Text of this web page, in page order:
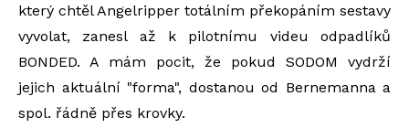
který chtěl Angelripper totálním překopáním sestavy
vyvolat, zanesl až k pilotnímu videu odpadlíků
BONDED. A mám pocit, že pokud SODOM vydrží
jejich aktuální "forma", dostanou od Bernemanna a
spol. řádně přes krovky.